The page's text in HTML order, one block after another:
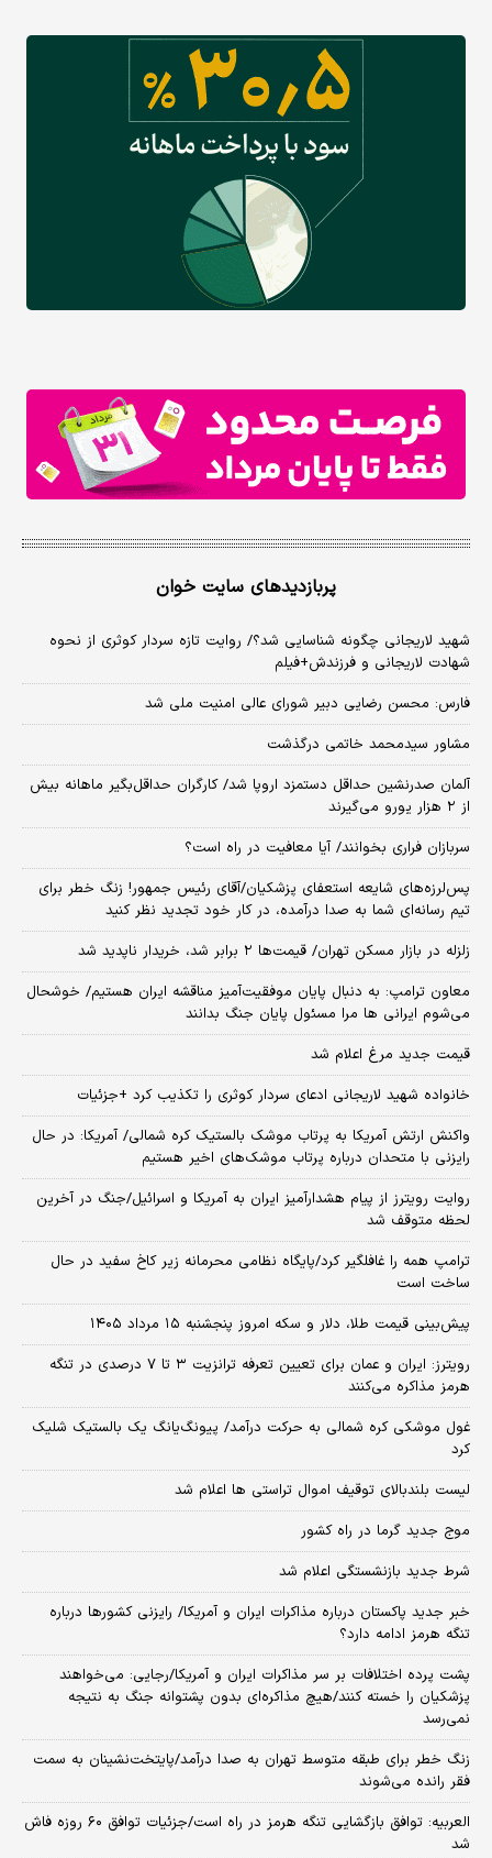
پربازدیدهای سایت خوان
شهید لاریجانی چگونه شناسایی شد؟/ روایت تازه سردار کوثری از نحوه
شهادت لاریجانی و فرزندش+فیلم
فارس: محسن رضایی دبیر شورای عالی امنیت ملی شد
مشاور سیدمحمد خاتمی درگذشت
آلمان صدرنشین حداقل دستمزد اروپا شد/ کارگران حداقل‌بگیر ماهانه بیش
از ۲ هزار یورو می‌گیرند
سربازان فراری بخوانند/ آیا معافیت در راه است؟
پس‌لرزه‌های شایعه استعفای پزشکیان/آقای رئیس جمهور! زنگ خطر برای
تیم رسانه‌ای شما به صدا درآمده، در کار خود تجدید نظر کنید
زلزله در بازار مسکن تهران/ قیمت‌ها ۲ برابر شد، خریدار ناپدید شد
معاون ترامپ: به دنبال پایان موفقیت‌آمیز مناقشه ایران هستیم/ خوشحال
می‌شوم ایرانی ها مرا مسئول پایان جنگ بدانند
قیمت جدید مرغ اعلام شد
خانواده شهید لاریجانی ادعای سردار کوثری را تکذیب کرد +جزئیات
واکنش ارتش آمریکا به پرتاب موشک بالستیک کره شمالی/ آمریکا: در حال
رایزنی با متحدان درباره پرتاب موشک‌های اخیر هستیم
روایت رویترز از پیام هشدارآمیز ایران به آمریکا و اسرائیل/جنگ در آخرین
لحظه متوقف شد
ترامپ همه را غافلگیر کرد/پایگاه نظامی محرمانه زیر کاخ سفید در حال
ساخت است
پیش‌بینی قیمت طلا، دلار و سکه امروز پنجشنبه ۱۵ مرداد ۱۴۰۵
رویترز: ایران و عمان برای تعیین تعرفه ترانزیت ۳ تا ۷ درصدی در تنگه
هرمز مذاکره می‌کنند
غول موشکی کره شمالی به حرکت درآمد/ پیونگ‌یانگ یک بالستیک شلیک
کرد
لیست بلندبالای توقیف اموال تراستی ها اعلام شد
موج جدید گرما در راه کشور
شرط جدید بازنشستگی اعلام شد
خبر جدید پاکستان درباره مذاکرات ایران و آمریکا/ رایزنی کشورها درباره
تنگه هرمز ادامه دارد؟
پشت پرده اختلافات بر سر مذاکرات ایران و آمریکا/رجایی: می‌خواهند
پزشکیان را خسته کنند/هیچ مذاکره‌ای بدون پشتوانه جنگ به نتیجه
نمی‌رسد
زنگ خطر برای طبقه متوسط تهران به صدا درآمد/پایتخت‌نشینان به سمت
فقر رانده می‌شوند
العربیه: توافق بازگشایی تنگه هرمز در راه است/جزئیات توافق ۶۰ روزه فاش
شد